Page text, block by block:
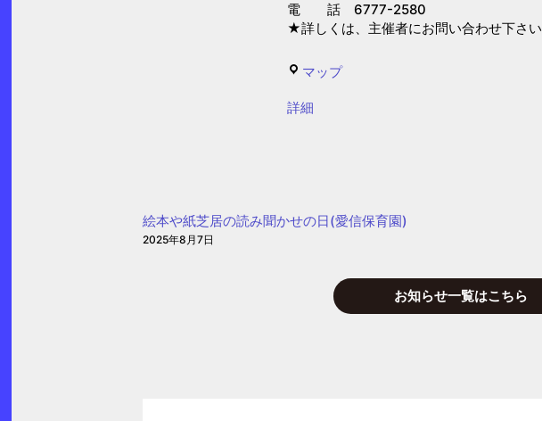
カ
フ
阪
園)
電 話 6777-2580
★詳しくは、主催者にお問い合わせ下さい
マップせ
{title}
詳細
絵本や紙芝居の読み聞かせの日(愛信保育園)
2025年8月7日
お知らせ一覧はこちら